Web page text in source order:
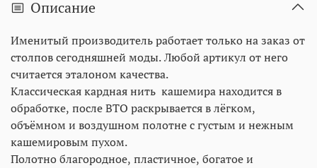
Описание
Именитый производитель работает только на заказ от
столпов сегодняшней моды. Любой артикул от него
считается эталоном качества.
Классическая кардная нить кашемира находится в
обработке, после ВТО раскрывается в лёгком,
объёмном и воздушном полотне с густым и нежным
кашемировым пухом.
Полотно благородное, пластичное, богатое и